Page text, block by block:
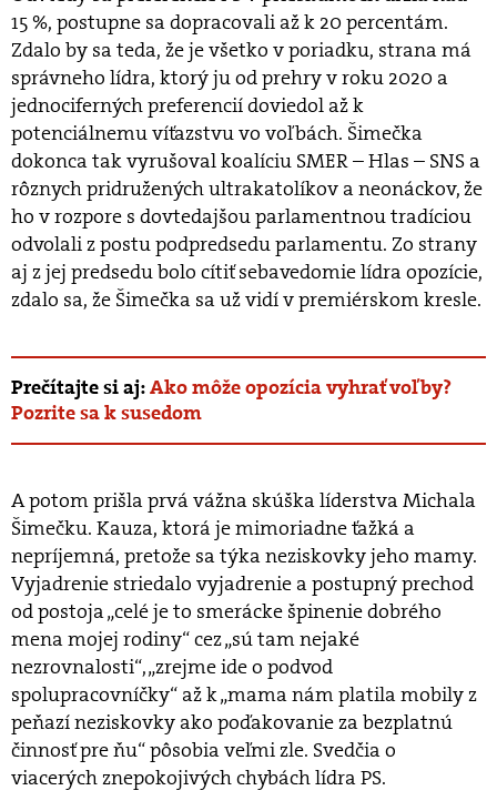
15 %, postupne sa dopracovali až k 20 percentám.
Zdalo by sa teda, že je všetko v poriadku, strana má
správneho lídra, ktorý ju od prehry v roku 2020 a
jednociferných preferencií doviedol až k
potenciálnemu víťazstvu vo voľbách. Šimečka
dokonca tak vyrušoval koalíciu SMER – Hlas – SNS a
rôznych pridružených ultrakatolíkov a neonáckov, že
ho v rozpore s dovtedajšou parlamentnou tradíciou
odvolali z postu podpredsedu parlamentu. Zo strany
aj z jej predsedu bolo cítiť sebavedomie lídra opozície,
zdalo sa, že Šimečka sa už vidí v premiérskom kresle.
Prečítajte si aj:Ako môže opozícia vyhrať voľby?
Pozrite sa k susedom
A potom prišla prvá vážna skúška líderstva Michala
Šimečku. Kauza, ktorá je mimoriadne ťažká a
nepríjemná, pretože sa týka neziskovky jeho mamy.
Vyjadrenie striedalo vyjadrenie a postupný prechod
od postoja „celé je to smerácke špinenie dobrého
mena mojej rodiny“ cez „sú tam nejaké
nezrovnalosti“, „zrejme ide o podvod
spolupracovníčky“ až k „mama nám platila mobily z
peňazí neziskovky ako poďakovanie za bezplatnú
činnosť pre ňu“ pôsobia veľmi zle. Svedčia o
viacerých znepokojivých chybách lídra PS.